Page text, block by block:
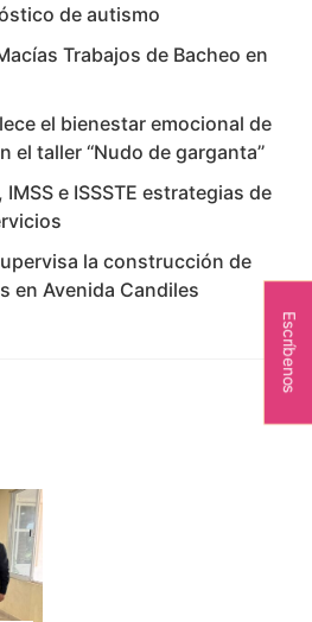
de autismo
Trabajos de Bacheo en
el bienestar emocional de
taller ‘‘Nudo de garganta’’
e ISSSTE estrategias de
la construcción de
en Avenida Candiles
Escríbenos